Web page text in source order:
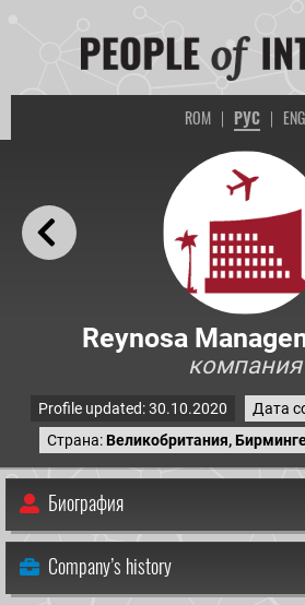
ROM | РУС | ENG
Reynosa
компания
Profile updated: 30.10.2020 Дата
Страна:Великобритания,
Биография
Company’s history